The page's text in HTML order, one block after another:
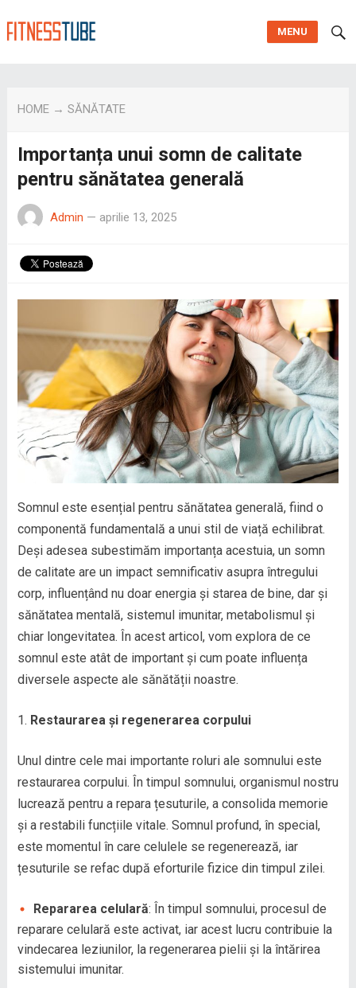
MENU
HOME→ SĂNĂTATE
Importanța unui somn de calitate
pentru sănătatea generală
Admin — aprilie 13, 2025
Somnul este esențial pentru sănătatea generală, fiind o
componentă fundamentală a unui stil de viață echilibrat.
Deși adesea subestimăm importanța acestuia, un somn
de calitate are un impact semnificativ asupra întregului
corp, influențând nu doar energia și starea de bine, dar și
sănătatea mentală, sistemul imunitar, metabolismul și
chiar longevitatea. În acest articol, vom explora de ce
somnul este atât de important și cum poate influența
diversele aspecte ale sănătății noastre.
Restaurarea și regenerarea corpului
Unul dintre cele mai importante roluri ale somnului este
restaurarea corpului. În timpul somnului, organismul nostru
lucrează pentru a repara țesuturile, a consolida memorie
și a restabili funcțiile vitale. Somnul profund, în special,
este momentul în care celulele se regenerează, iar
țesuturile se refac după eforturile fizice din timpul zilei.
Repararea celulară: În timpul somnului, procesul de
reparare celulară este activat, iar acest lucru contribuie la
vindecarea leziunilor, la regenerarea pielii și la întărirea
sistemului imunitar.